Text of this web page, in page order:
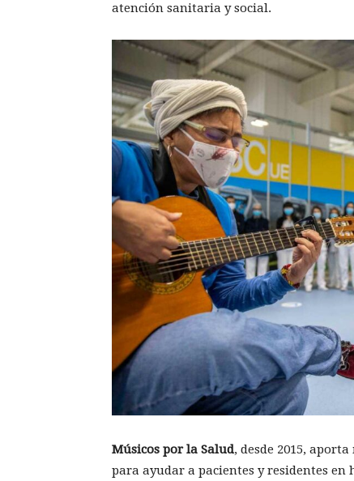
atención sanitaria y social.
Músicos por la Salud, desde 2015,
para ayudar a pacientes y residentes